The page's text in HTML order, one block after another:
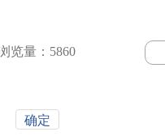
览量：5860
确定